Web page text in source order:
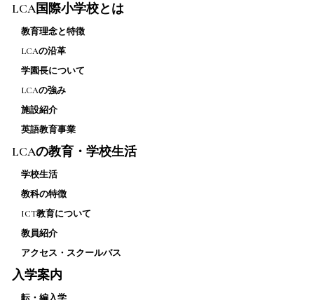
LCA国際小学校とは
教育理念と特徴
LCAの沿革
学園長について
LCAの強み
施設紹介
英語教育事業
LCAの教育・学校生活
学校生活
教科の特徴
ICT教育について
教員紹介
アクセス・スクールバス
入学案内
転・編入学